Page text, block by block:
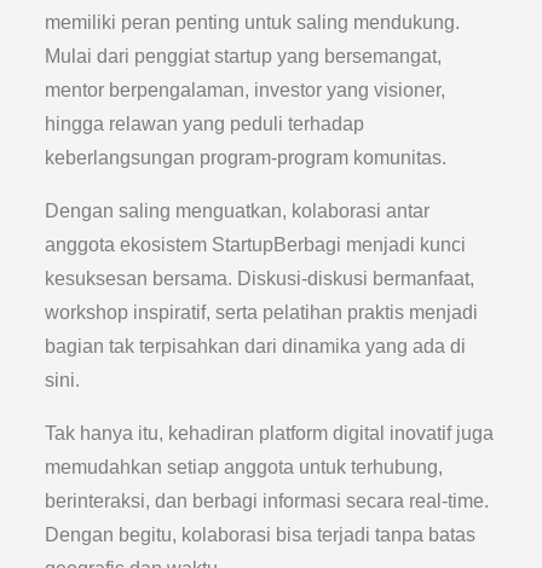
memiliki peran penting untuk saling mendukung.
Mulai dari penggiat startup yang bersemangat,
mentor berpengalaman, investor yang visioner,
hingga relawan yang peduli terhadap
keberlangsungan program-program komunitas.
Dengan saling menguatkan, kolaborasi antar
anggota ekosistem StartupBerbagi menjadi kunci
kesuksesan bersama. Diskusi-diskusi bermanfaat,
workshop inspiratif, serta pelatihan praktis menjadi
bagian tak terpisahkan dari dinamika yang ada di
sini.
Tak hanya itu, kehadiran platform digital inovatif juga
memudahkan setiap anggota untuk terhubung,
berinteraksi, dan berbagi informasi secara real-time.
Dengan begitu, kolaborasi bisa terjadi tanpa batas